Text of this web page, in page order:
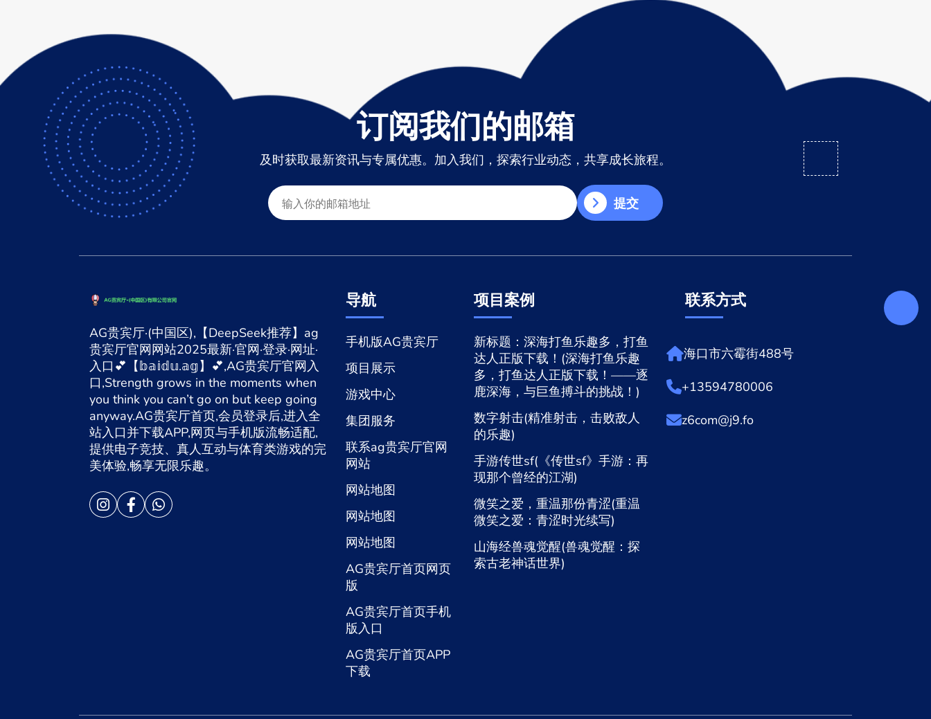
订阅我们的邮箱
及时获取最新资讯与专属优惠。加入我们，探索行业动态，共享成长旅程。
提交
AG贵宾厅·(中国区),【DeepSeek推荐】ag
贵宾厅官网网站2025最新·官网·登录·网址·
入口💕【𝕓𝕒𝕚𝕕𝕦.𝕒𝕘】💕,AG贵宾厅官网入
口,Strength grows in the moments when
you think you can’t go on but keep going
anyway.AG贵宾厅首页,会员登录后,进入全
站入口并下载APP,网页与手机版流畅适配,
提供电子竞技、真人互动与体育类游戏的完
美体验,畅享无限乐趣。
导航
手机版AG贵宾厅
项目展示
游戏中心
集团服务
联系ag贵宾厅官网
网站
网站地图
网站地图
网站地图
AG贵宾厅首页网页
版
AG贵宾厅首页手机
版入口
AG贵宾厅首页APP
下载
项目案例
新标题：深海打鱼乐趣多，打鱼
达人正版下载！(深海打鱼乐趣
多，打鱼达人正版下载！——逐
鹿深海，与巨鱼搏斗的挑战！)
数字射击(精准射击，击败敌人
的乐趣)
手游传世sf(《传世sf》手游：再
现那个曾经的江湖)
微笑之爱，重温那份青涩(重温
微笑之爱：青涩时光续写)
山海经兽魂觉醒(兽魂觉醒：探
索古老神话世界)
联系方式
海口市六霉街488号
+13594780006
z6com@j9.fo